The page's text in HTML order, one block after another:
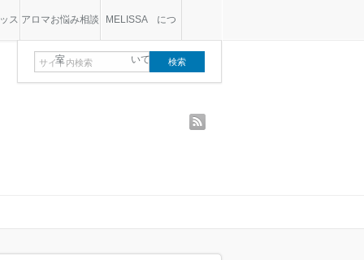
ス アロマお悩み相談
室
MELISSA につ
いて